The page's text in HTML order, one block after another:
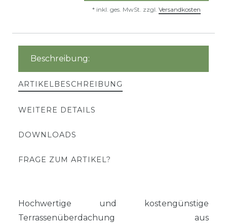
* inkl. ges. MwSt. zzgl. Versandkosten
Beschreibung:
ARTIKELBESCHREIBUNG
WEITERE DETAILS
DOWNLOADS
FRAGE ZUM ARTIKEL?
Hochwertige und kostengünstige
Terrassenüberdachung aus